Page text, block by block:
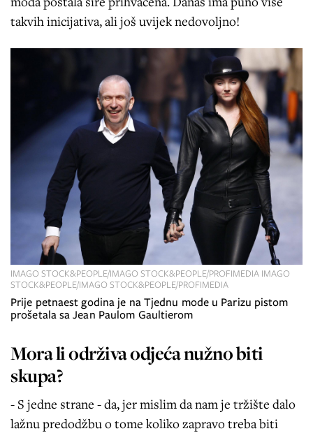
takvih inicijativa, ali još uvijek nedovoljno!
Prije petnaest godina je na Tjednu mode u Parizu pistom
prošetala sa Jean Paulom Gaultierom
IMAGO STOCK&PEOPLE/IMAGO STOCK&PEOPLE/PROFIMEDIA IMAGO
STOCK&PEOPLE/IMAGO STOCK&PEOPLE/PROFIMEDIA
Mora li održiva odjeća nužno biti
skupa?
- S jedne strane - da, jer mislim da nam je tržište dalo
lažnu predodžbu o tome koliko zapravo treba biti